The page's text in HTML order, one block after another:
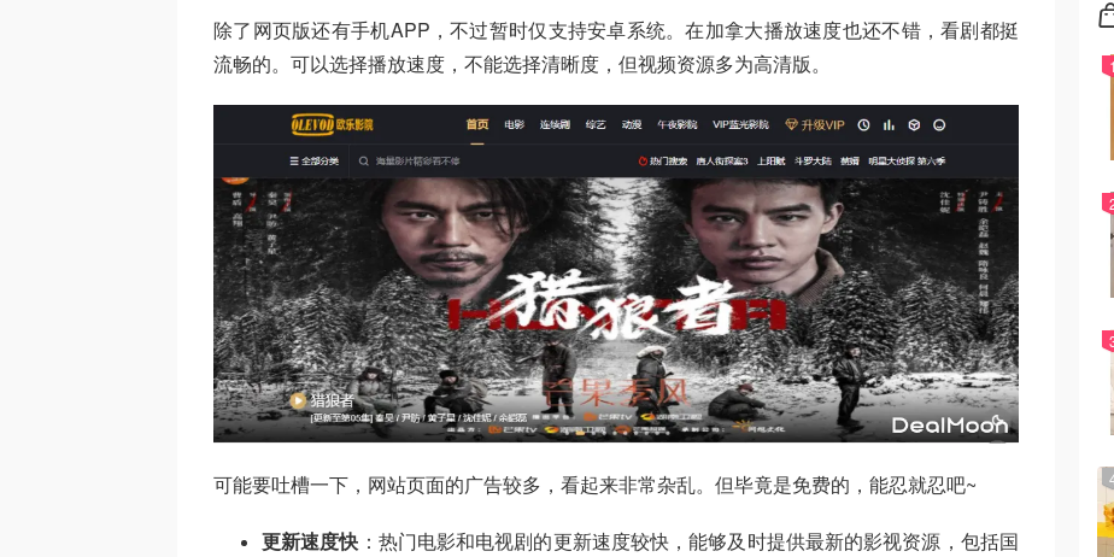
除了网页版还有手机APP，不过暂时仅支持安卓系统。在加拿大播放速度也还不错，看剧都挺
流畅的。可以选择播放速度，不能选择清晰度，但视频资源多为高清版。
可能要吐槽一下，网站页面的广告较多，看起来非常杂乱。但毕竟是免费的，能忍就忍吧~
更新速度快 ：热门电影和电视剧的更新速度较快，能够及时提供最新的影视资源，包括国